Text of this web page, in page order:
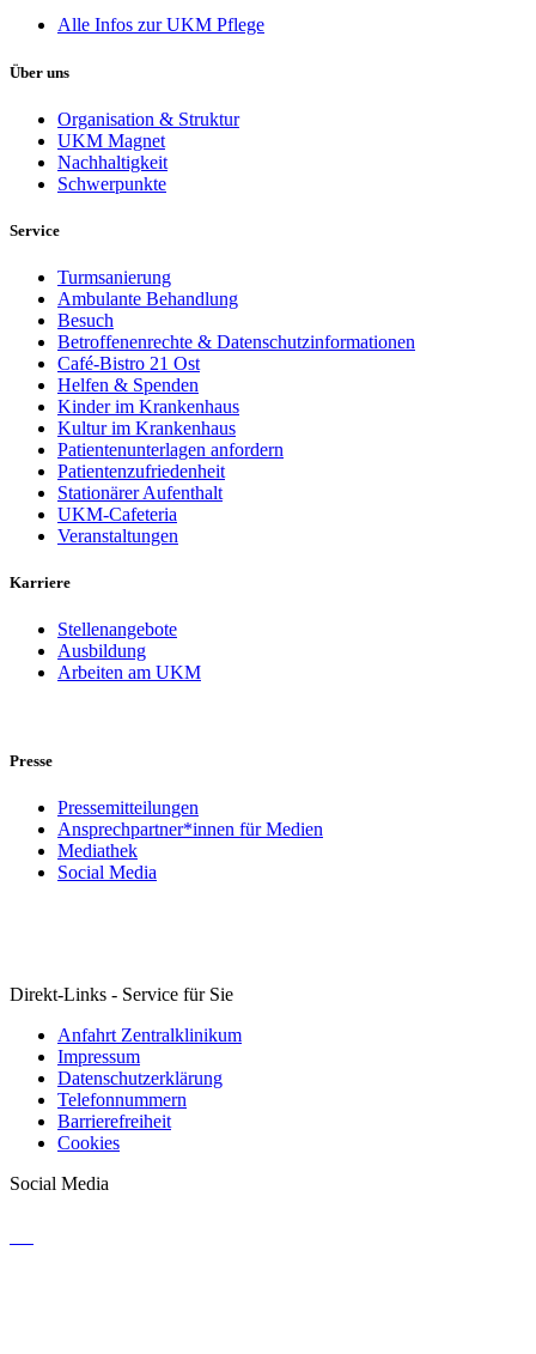
Alle Infos zur UKM Pflege
Über uns
Organisation & Struktur
UKM Magnet
Nachhaltigkeit
Schwerpunkte
Service
Turmsanierung
Ambulante Behandlung
Besuch
Betroffenenrechte & Datenschutzinformationen
Café-Bistro 21 Ost
Helfen & Spenden
Kinder im Krankenhaus
Kultur im Krankenhaus
Patientenunterlagen anfordern
Patientenzufriedenheit
Stationärer Aufenthalt
UKM-Cafeteria
Veranstaltungen
Karriere
Stellenangebote
Ausbildung
Arbeiten am UKM
Presse
Pressemitteilungen
Ansprechpartner*innen für Medien
Mediathek
Social Media
Direkt-Links - Service für Sie
Anfahrt Zentralklinikum
Impressum
Datenschutzerklärung
Telefonnummern
Barrierefreiheit
Cookies
Social Media